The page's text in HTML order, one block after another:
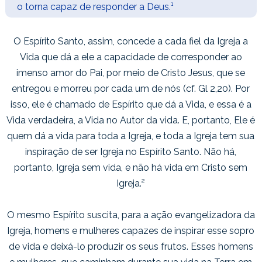
o torna capaz de responder a Deus.¹
O Espírito Santo, assim, concede a cada fiel da Igreja a
Vida que dá a ele a capacidade de corresponder ao
imenso amor do Pai, por meio de Cristo Jesus, que se
entregou e morreu por cada um de nós (cf. Gl 2,20). Por
isso, ele é chamado de Espírito que dá a Vida, e essa é a
Vida verdadeira, a Vida no Autor da vida. E, portanto, Ele é
quem dá a vida para toda a Igreja, e toda a Igreja tem sua
inspiração de ser Igreja no Espírito Santo. Não há,
portanto, Igreja sem vida, e não há vida em Cristo sem
Igreja.²
O mesmo Espírito suscita, para a ação evangelizadora da
Igreja, homens e mulheres capazes de inspirar esse sopro
de vida e deixá-lo produzir os seus frutos. Esses homens